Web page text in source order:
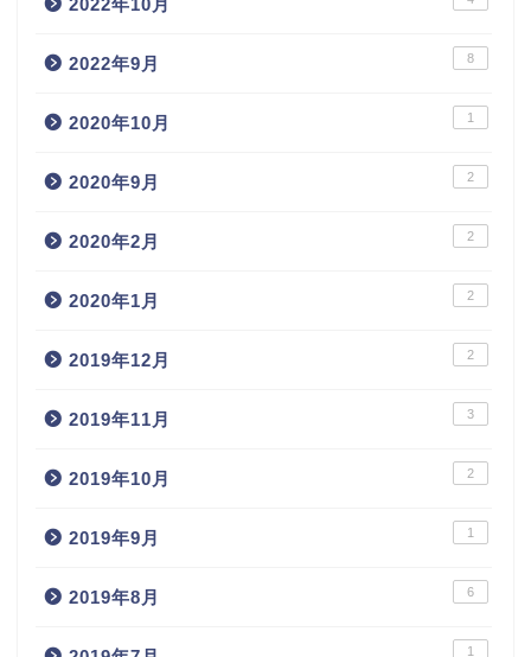
2022年9月 8
2020年10月 1
2020年9月 2
2020年2月 2
2020年1月 2
2019年12月 2
2019年11月 3
2019年10月 2
2019年9月 1
2019年8月 6
1